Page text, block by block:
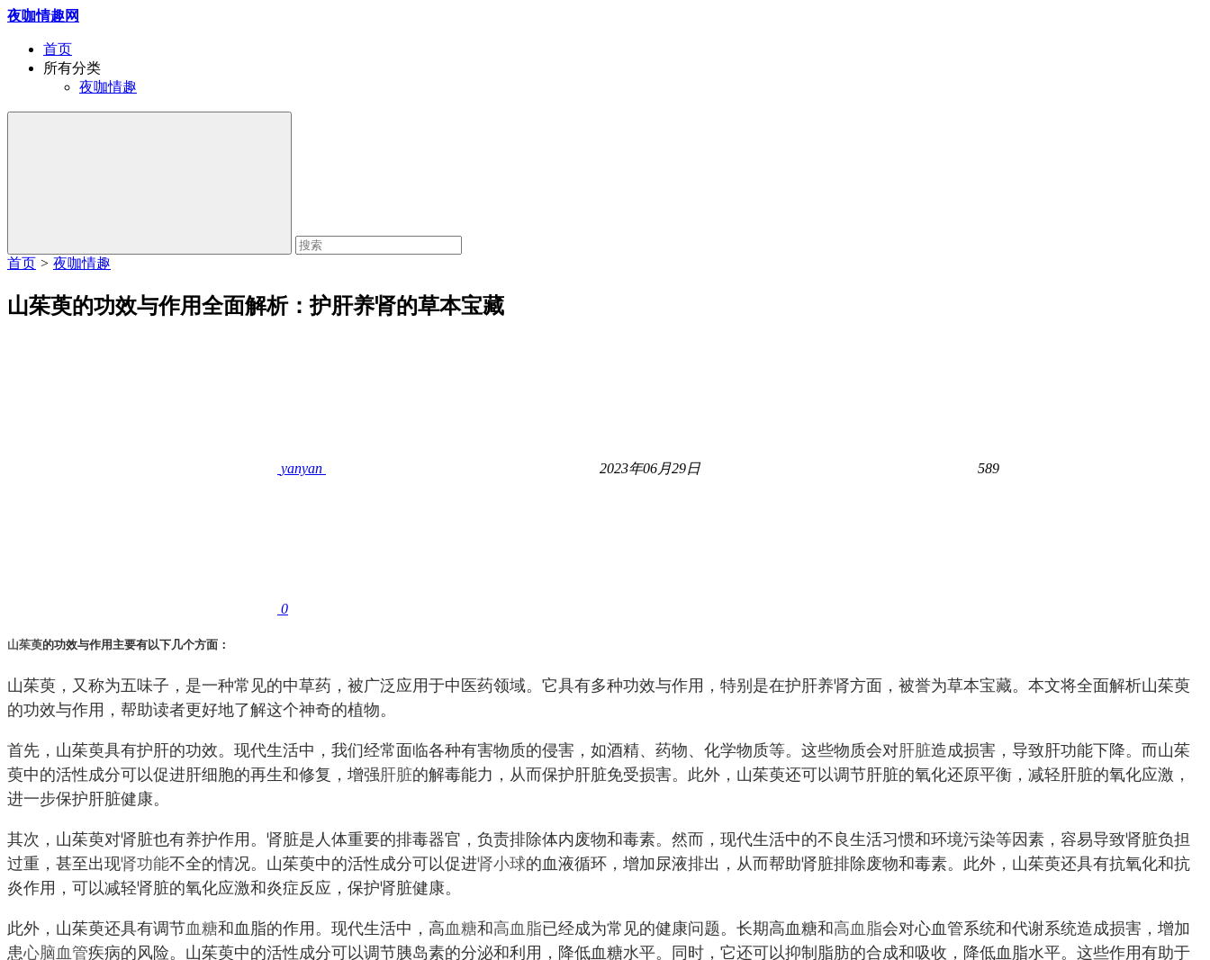
夜咖情趣网
首页
所有分类
夜咖情趣
首页 > 夜咖情趣
山茱萸的功效与作用全面解析：护肝养肾的草本宝藏
yanyan 2023年06月29日 589
0
山茱萸的功效与作用主要有以下几个方面：
山茱萸，又称为五味子，是一种常见的中草药，被广泛应用于中医药领域。它具有多种功效与作用，特别是在护肝养肾方面，被誉为草本宝藏。本文将全面解析山茱萸
的功效与作用，帮助读者更好地了解这个神奇的植物。
首先，山茱萸具有护肝的功效。现代生活中，我们经常面临各种有害物质的侵害，如酒精、药物、化学物质等。这些物质会对肝脏造成损害，导致肝功能下降。而山茱
萸中的活性成分可以促进肝细胞的再生和修复，增强肝脏的解毒能力，从而保护肝脏免受损害。此外，山茱萸还可以调节肝脏的氧化还原平衡，减轻肝脏的氧化应激，
进一步保护肝脏健康。
其次，山茱萸对肾脏也有养护作用。肾脏是人体重要的排毒器官，负责排除体内废物和毒素。然而，现代生活中的不良生活习惯和环境污染等因素，容易导致肾脏负担
过重，甚至出现肾功能不全的情况。山茱萸中的活性成分可以促进肾小球的血液循环，增加尿液排出，从而帮助肾脏排除废物和毒素。此外，山茱萸还具有抗氧化和抗
炎作用，可以减轻肾脏的氧化应激和炎症反应，保护肾脏健康。
此外，山茱萸还具有调节血糖和血脂的作用。现代生活中，高血糖和高血脂已经成为常见的健康问题。长期高血糖和高血脂会对心血管系统和代谢系统造成损害，增加
患心脑血管疾病的风险。山茱萸中的活性成分可以调节胰岛素的分泌和利用，降低血糖水平。同时，它还可以抑制脂肪的合成和吸收，降低血脂水平。这些作用有助于